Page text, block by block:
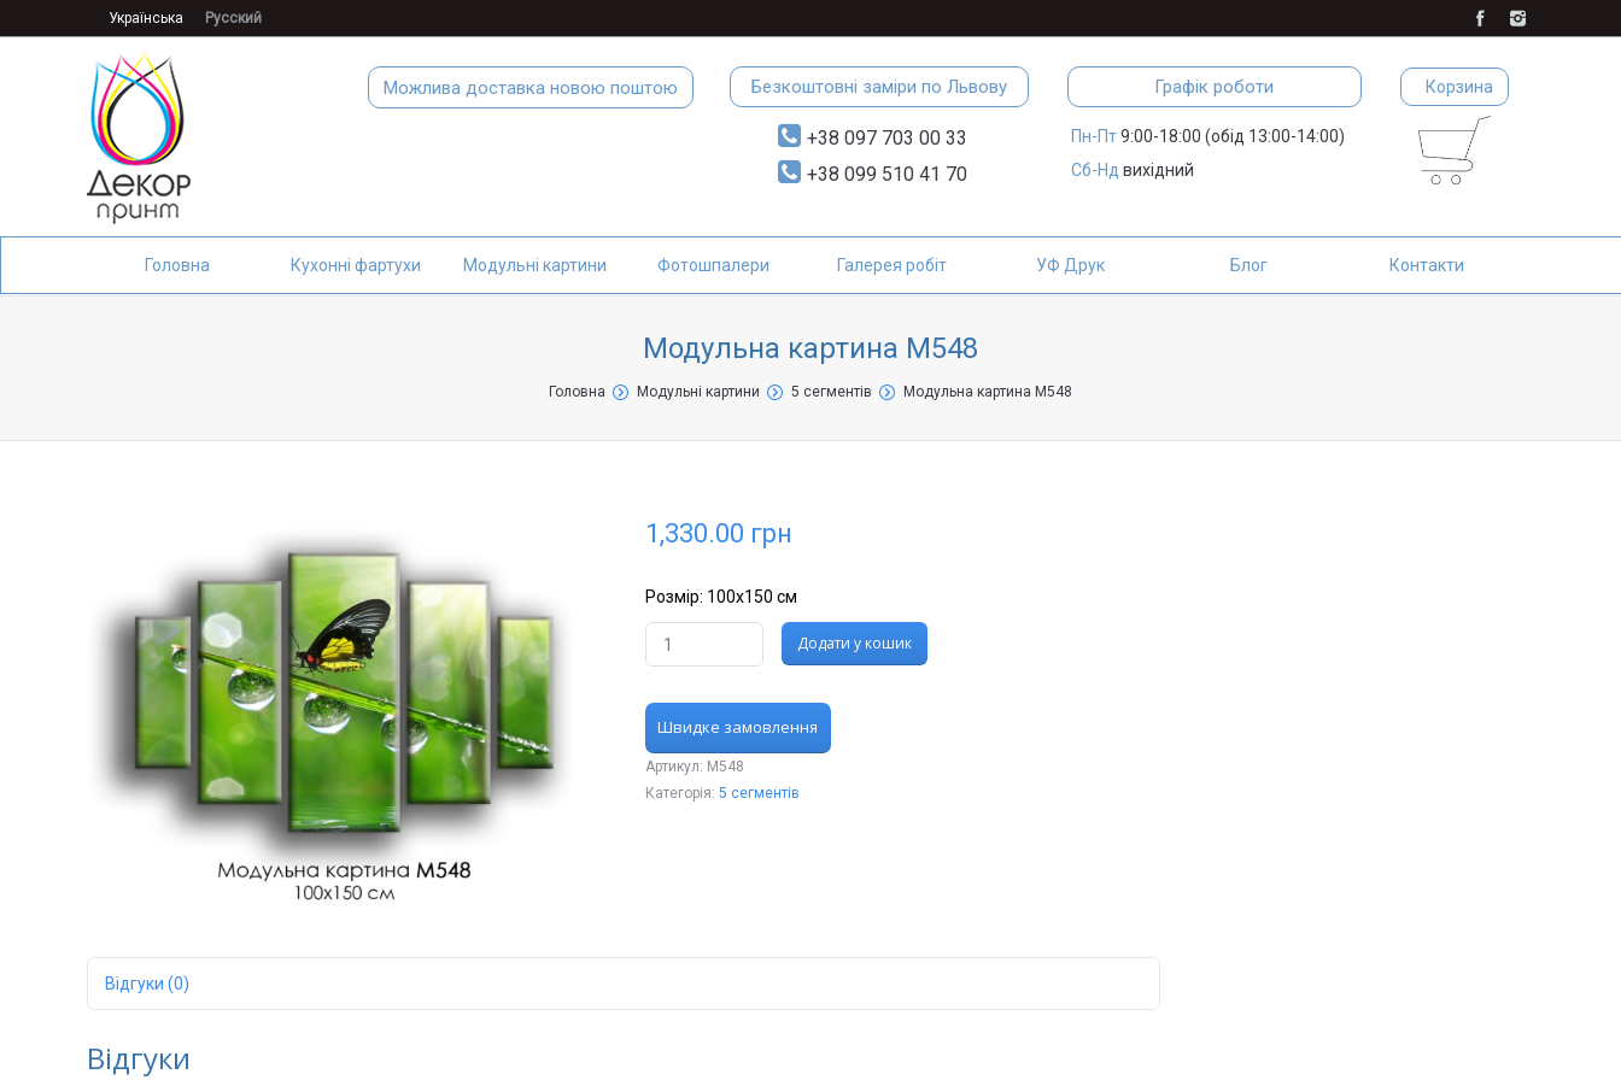
Українська Русский
Корзина
Графік роботи
Пн-Пт9:00-18:00 (обід 13:00-14:00)
Сб-Нд вихідний
Безкоштовні заміри по Львову
+38 097 703 00 33
+38 099 510 41 70
Можлива доставка новою поштою
Головна Кухонні фартухи Модульні картини Фотошпалери Галерея робіт УФ Друк Блог Контакти
Модульна картина М548
Головна Модульні картини 5 сегментів Модульна картина М548
1,330.00 грн
Розмір: 100х150 см
Додати у кошик
Швидке замовлення
Артикул: М548
Категорія: 5 сегментів
Відгуки (0)
Відгуки